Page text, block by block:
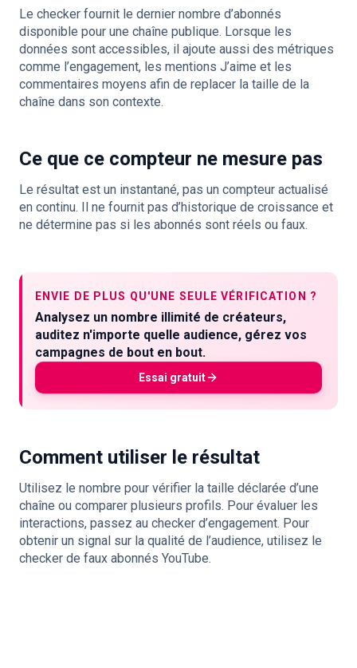
Le checker fournit le dernier nombre d’abonnés
disponible pour une chaîne publique. Lorsque les
données sont accessibles, il ajoute aussi des métriques
comme l’engagement, les mentions J’aime et les
commentaires moyens afin de replacer la taille de la
chaîne dans son contexte.
Ce que ce compteur ne mesure pas
Le résultat est un instantané, pas un compteur actualisé
en continu. Il ne fournit pas d’historique de croissance et
ne détermine pas si les abonnés sont réels ou faux.
ENVIE DE PLUS QU'UNE SEULE VÉRIFICATION ?
Analysez un nombre illimité de créateurs,
auditez n'importe quelle audience, gérez vos
campagnes de bout en bout.
Essai gratuit
Comment utiliser le résultat
Utilisez le nombre pour vérifier la taille déclarée d’une
chaîne ou comparer plusieurs profils. Pour évaluer les
interactions, passez au checker d’engagement. Pour
obtenir un signal sur la qualité de l’audience, utilisez le
checker de faux abonnés YouTube.